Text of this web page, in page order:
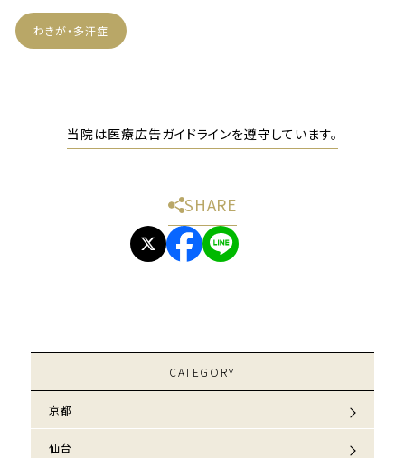
わきが・多汗症
当院は医療広告ガイドラインを遵守しています。
SHARE
CATEGORY
京都
仙台